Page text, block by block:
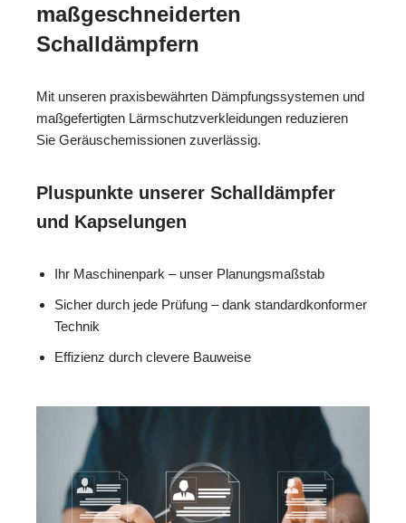
maßgeschneiderten
Schalldämpfern
Mit unseren praxisbewährten Dämpfungssystemen und
maßgefertigten Lärmschutzverkleidungen reduzieren
Sie Geräuschemissionen zuverlässig.
Pluspunkte unserer Schalldämpfer
und Kapselungen
Ihr Maschinenpark – unser Planungsmaßstab
Sicher durch jede Prüfung – dank standardkonformer
Technik
Effizienz durch clevere Bauweise